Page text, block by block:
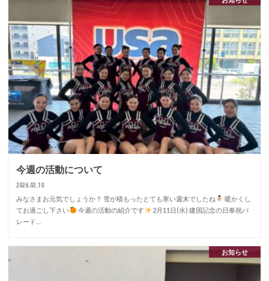
今週の活動について
2026.02.10
みなさまお元気でしょうか？ 雪が積もったとても寒い週末でしたね
暖かくし
てお過ごし下さい
今週の活動の紹介です
2月11日(水) 建国記念の日奉祝パ
レード…
お知らせ